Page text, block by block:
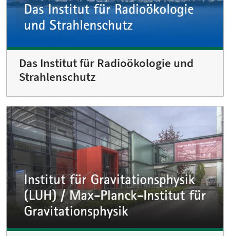
Das Institut für Radioökologie und
Strahlenschutz